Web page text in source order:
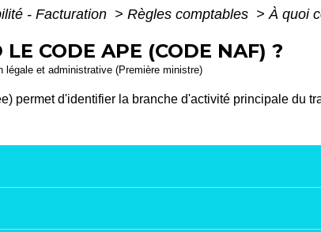
- Facturation > Règles comptables > À quoi
CODE APE (CODE NAF) ?
légale et administrative (Première ministre)
permet d'identifier la branche d'activité principale du